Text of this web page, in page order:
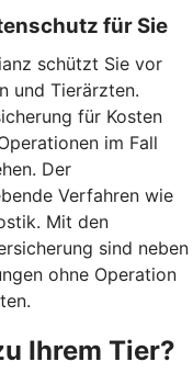
für Sie
schützt Sie vor
und Tierärzten.
für Kosten
im Fall
Der
Verfahren wie
Mit den
sind neben
ohne Operation
Ihrem Tier?